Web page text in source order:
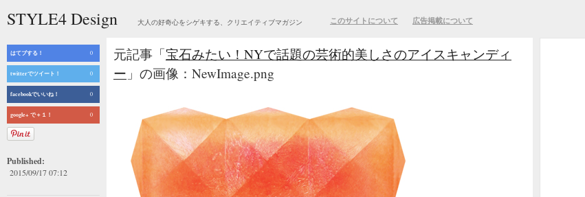
STYLE4 Design 大人の好奇心をシゲキする、クリエイティブマガジン このサイトについて 広告掲載について
はてブする！ 0
twitterでツイート！ 0
facebookでいいね！ 0
google+ で＋１！ 0
Published:
2015/09/17 07:12
元記事「宝石みたい！NYで話題の芸術的美しさのアイスキャンディ
ー 」の画像：NewImage.png